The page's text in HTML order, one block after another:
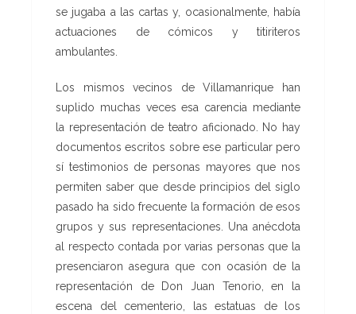
se jugaba a las cartas y, ocasionalmente, había
actuaciones de cómicos y titiriteros
ambulantes.
Los mismos vecinos de Villamanrique han
suplido muchas veces esa carencia mediante
la representación de teatro aficionado. No hay
documentos escritos sobre ese particular pero
sí testimonios de personas mayores que nos
permiten saber que desde principios del siglo
pasado ha sido frecuente la formación de esos
grupos y sus representaciones. Una anécdota
al respecto contada por varias personas que la
presenciaron asegura que con ocasión de la
representación de Don Juan Tenorio, en la
escena del cementerio, las estatuas de los